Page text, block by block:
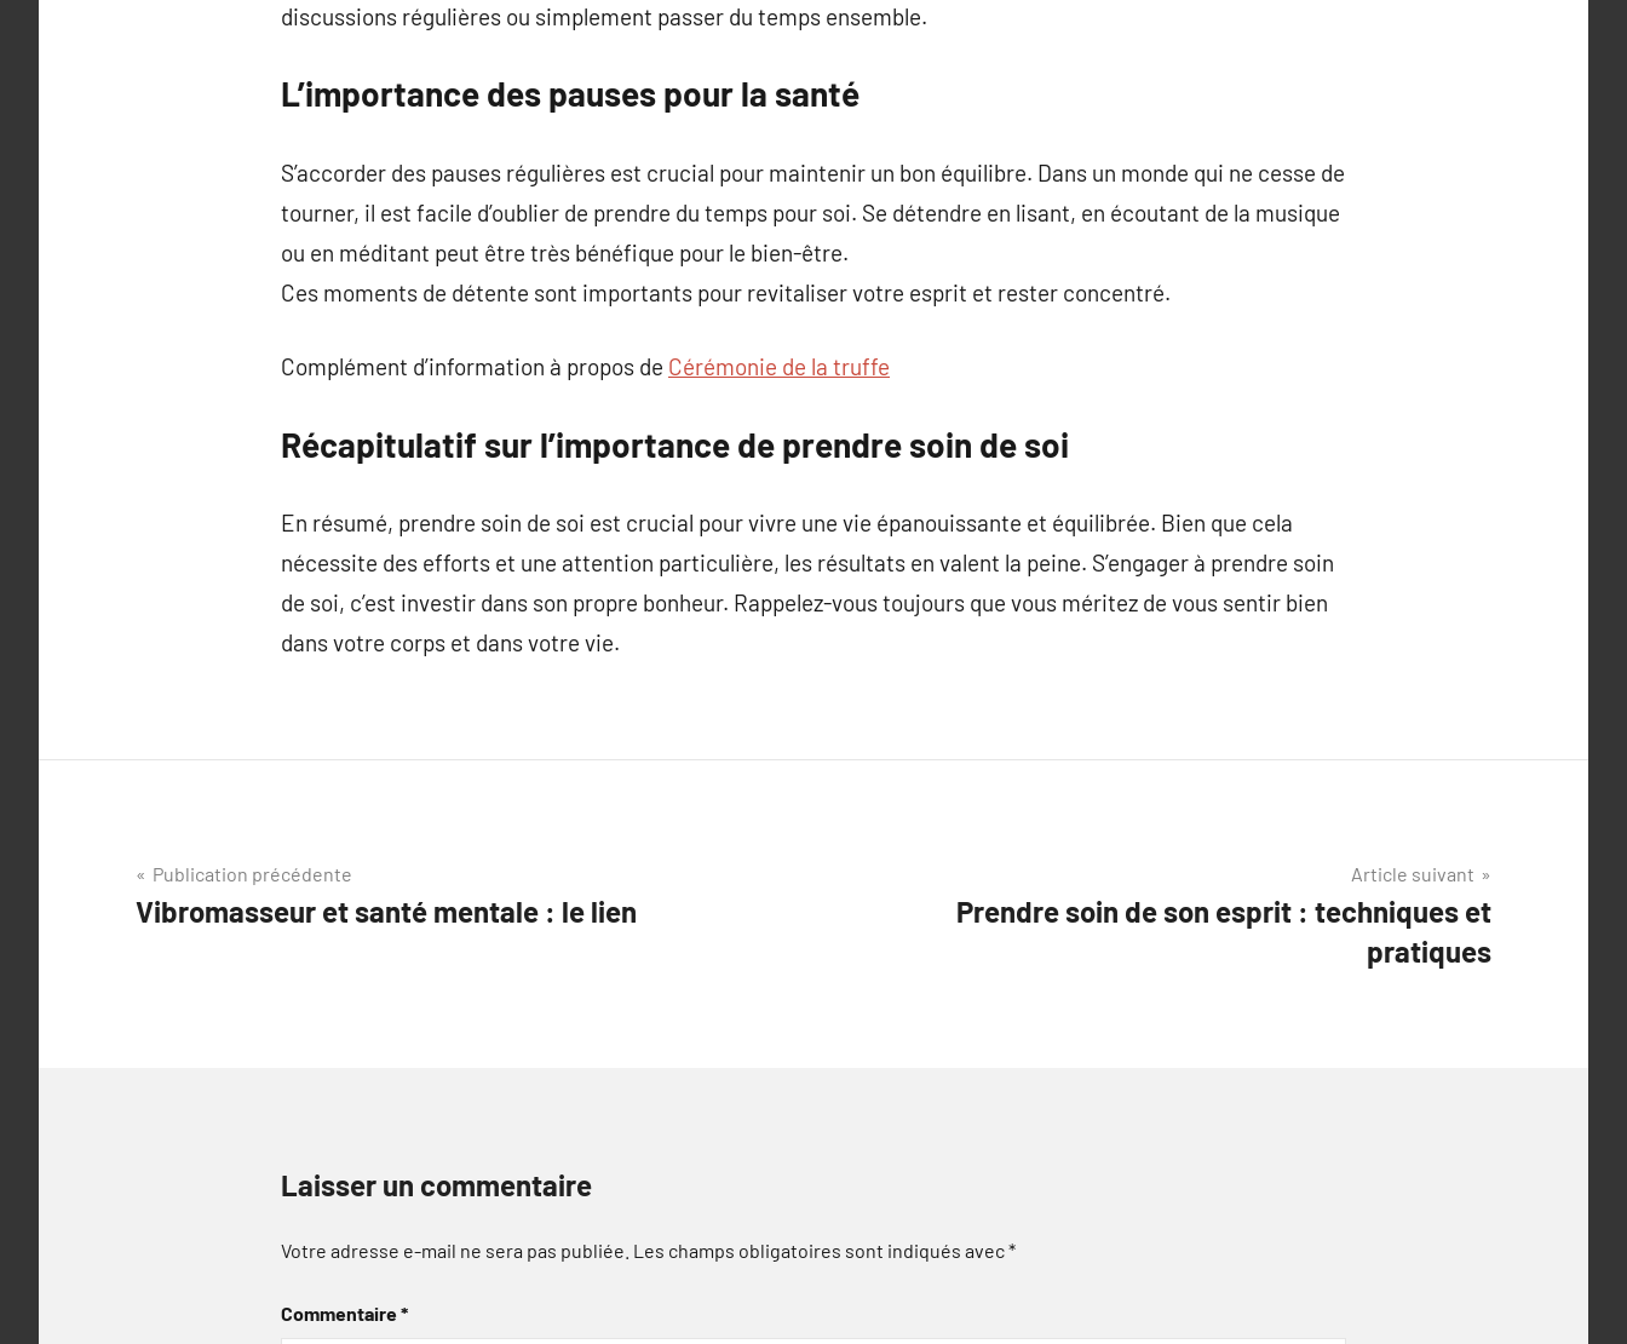
discussions régulières ou simplement passer du temps ensemble.
L’importance des pauses pour la santé
S’accorder des pauses régulières est crucial pour maintenir un bon équilibre. Dans un monde qui ne cesse de
tourner, il est facile d’oublier de prendre du temps pour soi. Se détendre en lisant, en écoutant de la musique
ou en méditant peut être très bénéfique pour le bien-être.
Ces moments de détente sont importants pour revitaliser votre esprit et rester concentré.
Complément d’information à propos de Cérémonie de la truffe
Récapitulatif sur l’importance de prendre soin de soi
En résumé, prendre soin de soi est crucial pour vivre une vie épanouissante et équilibrée. Bien que cela
nécessite des efforts et une attention particulière, les résultats en valent la peine. S’engager à prendre soin
de soi, c’est investir dans son propre bonheur. Rappelez-vous toujours que vous méritez de vous sentir bien
dans votre corps et dans votre vie.
Navigation
de
Publication précédente
Vibromasseur et santé mentale : le lien
Article suivant
Prendre soin de son esprit : techniques et
pratiques
Laisser un commentaire
Votre adresse e-mail ne sera pas publiée. Les champs obligatoires sont indiqués avec*
Commentaire*